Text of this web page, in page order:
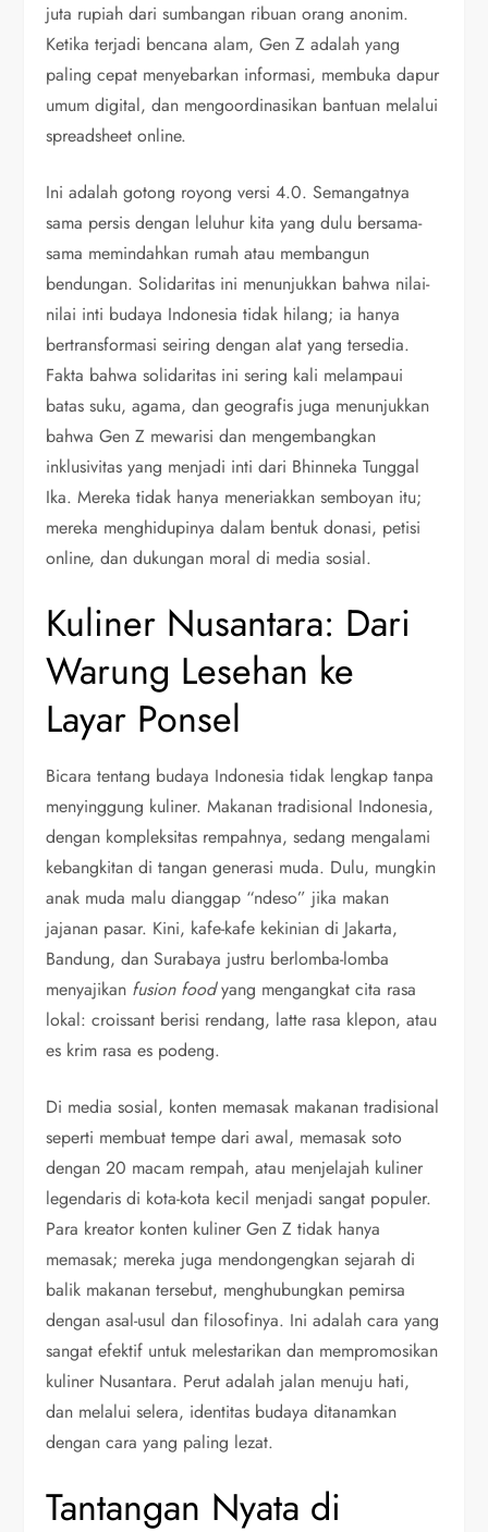
juta rupiah dari sumbangan ribuan orang anonim.
Ketika terjadi bencana alam, Gen Z adalah yang
paling cepat menyebarkan informasi, membuka dapur
umum digital, dan mengoordinasikan bantuan melalui
spreadsheet online.
Ini adalah gotong royong versi 4.0. Semangatnya
sama persis dengan leluhur kita yang dulu bersama-
sama memindahkan rumah atau membangun
bendungan. Solidaritas ini menunjukkan bahwa nilai-
nilai inti budaya Indonesia tidak hilang; ia hanya
bertransformasi seiring dengan alat yang tersedia.
Fakta bahwa solidaritas ini sering kali melampaui
batas suku, agama, dan geografis juga menunjukkan
bahwa Gen Z mewarisi dan mengembangkan
inklusivitas yang menjadi inti dari Bhinneka Tunggal
Ika. Mereka tidak hanya meneriakkan semboyan itu;
mereka menghidupinya dalam bentuk donasi, petisi
online, dan dukungan moral di media sosial.
Kuliner Nusantara: Dari
Warung Lesehan ke
Layar Ponsel
Bicara tentang budaya Indonesia tidak lengkap tanpa
menyinggung kuliner. Makanan tradisional Indonesia,
dengan kompleksitas rempahnya, sedang mengalami
kebangkitan di tangan generasi muda. Dulu, mungkin
anak muda malu dianggap “ndeso” jika makan
jajanan pasar. Kini, kafe-kafe kekinian di Jakarta,
Bandung, dan Surabaya justru berlomba-lomba
menyajikan fusion foodyang mengangkat cita rasa
lokal: croissant berisi rendang, latte rasa klepon, atau
es krim rasa es podeng.
Di media sosial, konten memasak makanan tradisional
seperti membuat tempe dari awal, memasak soto
dengan 20 macam rempah, atau menjelajah kuliner
legendaris di kota-kota kecil menjadi sangat populer.
Para kreator konten kuliner Gen Z tidak hanya
memasak; mereka juga mendongengkan sejarah di
balik makanan tersebut, menghubungkan pemirsa
dengan asal-usul dan filosofinya. Ini adalah cara yang
sangat efektif untuk melestarikan dan mempromosikan
kuliner Nusantara. Perut adalah jalan menuju hati,
dan melalui selera, identitas budaya ditanamkan
dengan cara yang paling lezat.
Tantangan Nyata di